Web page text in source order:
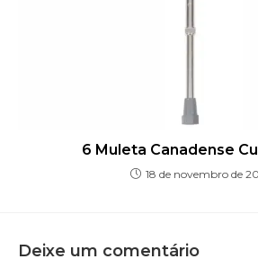
6 Muleta Canadense
18 de novembro de
Deixe um comentário